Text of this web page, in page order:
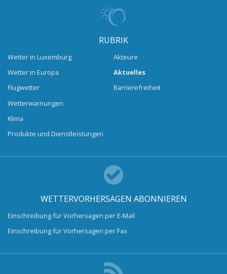
RUBRIK
Wetter in Luxemburg
Wetter in Europa
Flugwetter
Wetterwarnungen
Klima
Produkte und Dienstleistungen
Akteure
Aktuelles
Barrierefreiheit
WETTERVORHERSAGEN ABONNIEREN
Einschreibung für Vorhersagen per E-Mail
Einschreibung für Vorhersagen per Fax